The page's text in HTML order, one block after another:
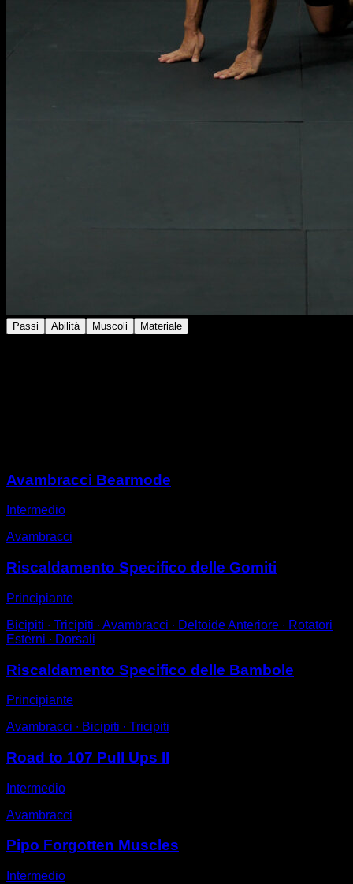
Passi Abilità Muscoli Materiale
Avambracci Bearmode
Intermedio
Avambracci
Riscaldamento Specifico delle Gomiti
Principiante
Bicipiti ∙ Tricipiti ∙ Avambracci ∙ Deltoide Anteriore ∙ Rotatori
Esterni ∙ Dorsali
Riscaldamento Specifico delle Bambole
Principiante
Avambracci ∙ Bicipiti ∙ Tricipiti
Road to 107 Pull Ups II
Intermedio
Avambracci
Pipo Forgotten Muscles
Intermedio